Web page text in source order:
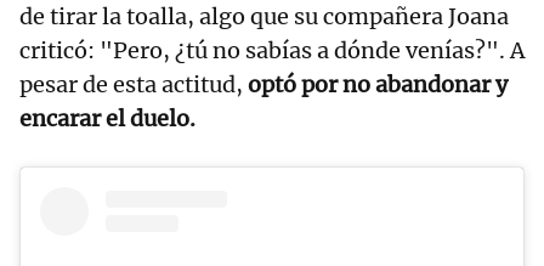
de tirar la toalla, algo que su compañera Joana
criticó: "Pero, ¿tú no sabías a dónde venías?". A
pesar de esta actitud, optó por no abandonar y
encarar el duelo.